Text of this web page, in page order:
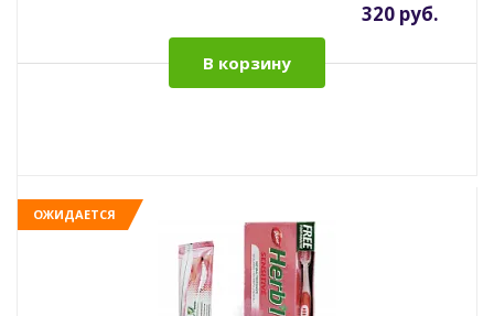
320 руб.
В корзину
ОЖИДАЕТСЯ